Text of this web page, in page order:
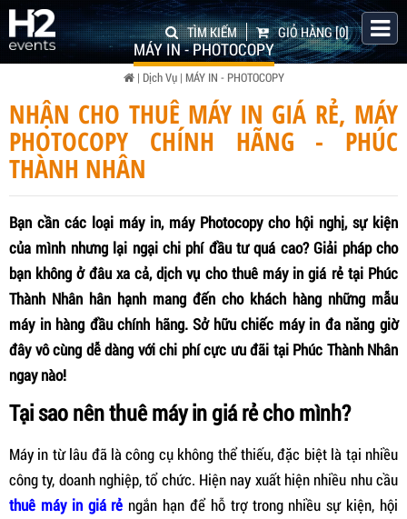
GIỎ HÀNG[0]
TÌM KIẾM
MÁY IN - PHOTOCOPY
| Dịch Vụ| MÁY IN - PHOTOCOPY
NHẬN CHO THUÊ MÁY IN GIÁ RẺ, MÁY
PHOTOCOPY CHÍNH HÃNG - PHÚC
THÀNH NHÂN
Bạn cần các loại máy in, máy Photocopy cho hội nghị, sự kiện
của mình nhưng lại ngại chi phí đầu tư quá cao? Giải pháp cho
bạn không ở đâu xa cả, dịch vụ cho thuê máy in giá rẻ tại Phúc
Thành Nhân hân hạnh mang đến cho khách hàng những mẫu
máy in hàng đầu chính hãng. Sở hữu chiếc máy in đa năng giờ
đây vô cùng dễ dàng với chi phí cực ưu đãi tại Phúc Thành Nhân
ngay nào!
Tại sao nên thuê máy in giá rẻ cho mình?
Máy in từ lâu đã là công cụ không thể thiếu, đặc biệt là tại nhiều
công ty, doanh nghiệp, tổ chức. Hiện nay xuất hiện nhiều nhu cầu
thuê máy in giá rẻ ngắn hạn để hỗ trợ trong nhiều sự kiện, hội